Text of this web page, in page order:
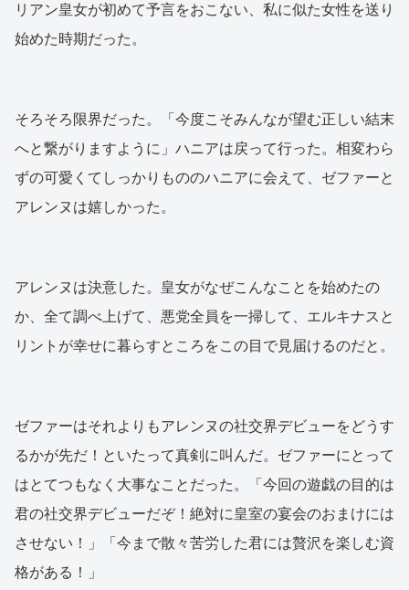
リアン皇女が初めて予言をおこない、私に似た女性を送り
始めた時期だった。
そろそろ限界だった。「今度こそみんなが望む正しい結末
へと繋がりますように」ハニアは戻って行った。相変わら
ずの可愛くてしっかりもののハニアに会えて、ゼファーと
アレンヌは嬉しかった。
アレンヌは決意した。皇女がなぜこんなことを始めたの
か、全て調べ上げて、悪党全員を一掃して、エルキナスと
リントが幸せに暮らすところをこの目で見届けるのだと。
ゼファーはそれよりもアレンヌの社交界デビューをどうす
るかが先だ！といたって真剣に叫んだ。ゼファーにとって
はとてつもなく大事なことだった。「今回の遊戯の目的は
君の社交界デビューだぞ！絶対に皇室の宴会のおまけには
させない！」「今まで散々苦労した君には贅沢を楽しむ資
格がある！」